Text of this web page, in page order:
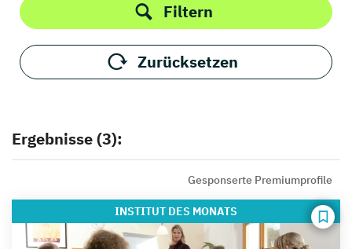
Filtern
Zurücksetzen
Ergebnisse (3):
Gesponserte Premiumprofile
INSTITUT DES MONATS